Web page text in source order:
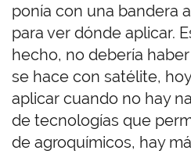
ponía con una bandera
para ver dónde aplicar.
hecho, no debería
se hace con satélite,
aplicar cuando no hay
de tecnologías que
de agroquímicos, hay